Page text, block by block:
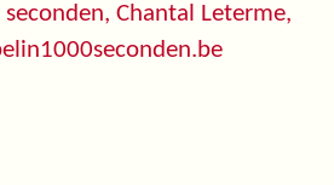
Chantal Leterme,